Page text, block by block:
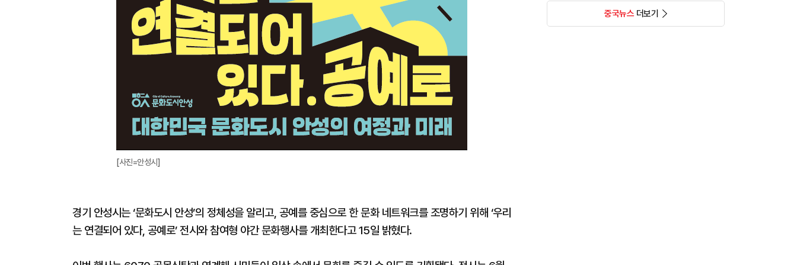
[사진=안성시]
경기 안성시는 ‘문화도시 안성’의 정체성을 알리고, 공예를 중심으로 한 문화 네트워크를 조명하기 위해 ‘우리
는 연결되어 있다, 공예로’ 전시와 참여형 야간 문화행사를 개최한다고 15일 밝혔다.
중국뉴스더보기